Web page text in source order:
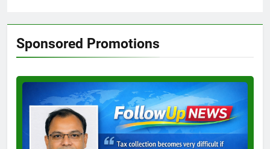
Sponsored Promotions
Test
Ad
3